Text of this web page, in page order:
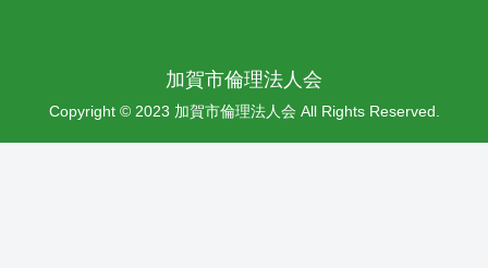
加賀市倫理法人会
Copyright © 2023 加賀市倫理法人会 All Rights Reserved.